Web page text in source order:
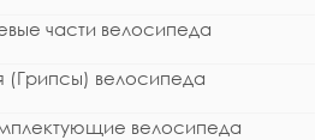
части велосипеда
(Грипсы) велосипеда
велосипеда